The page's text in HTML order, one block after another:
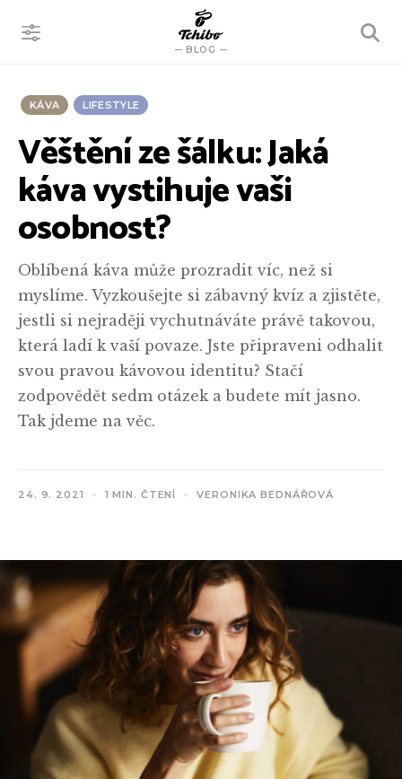
BLOG
VYHLEDÁVÁNÍ
KÁVA LIFESTYLE
Věštění ze šálku: Jaká
káva vystihuje vaši
osobnost?
Oblíbená káva může prozradit víc, než si
myslíme. Vyzkoušejte si zábavný kvíz a zjistěte,
jestli si nejraději vychutnáváte právě takovou,
která ladí k vaší povaze. Jste připraveni odhalit
svou pravou kávovou identitu? Stačí
zodpovědět sedm otázek a budete mít jasno.
Tak jdeme na věc.
24. 9. 2021 1 MIN. ČTENÍ VERONIKA BEDNÁŘOVÁ